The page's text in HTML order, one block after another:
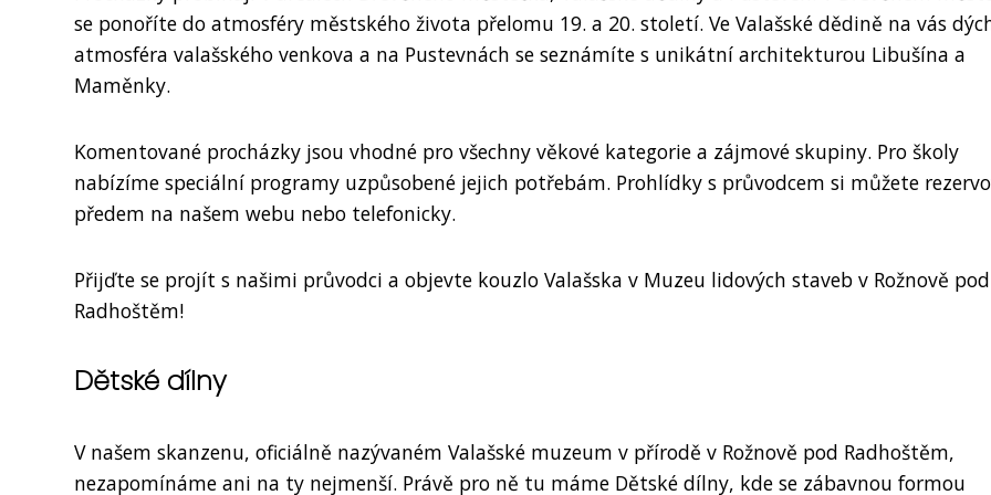
se ponoříte do atmosféry městského života přelomu 19. a 20. století. Ve Valašské dědině na vás
atmosféra valašského venkova a na Pustevnách se seznámíte s unikátní architekturou Libušína a
Maměnky.
Komentované procházky jsou vhodné pro všechny věkové kategorie a zájmové skupiny. Pro školy
nabízíme speciální programy uzpůsobené jejich potřebám. Prohlídky s průvodcem si můžete
předem na našem webu nebo telefonicky.
Přijďte se projít s našimi průvodci a objevte kouzlo Valašska v Muzeu lidových staveb v Rožnově pod
Radhoštěm!
Dětské dílny
V našem skanzenu, oficiálně nazývaném Valašské muzeum v přírodě v Rožnově pod Radhoštěm,
nezapomínáme ani na ty nejmenší. Právě pro ně tu máme Dětské dílny, kde se zábavnou formou